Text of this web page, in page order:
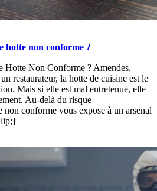
hotte non conforme ?
Hotte Non Conforme ? Amendes,
restaurateur, la hotte de cuisine est le
Mais si elle est mal entretenue, elle
Au-delà du risque
conforme vous expose à un arsenal